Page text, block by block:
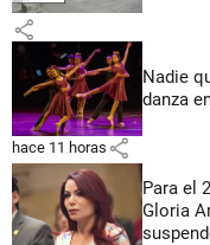
share
Nadie
danza
hace 11 horas share
Para el
Gloria